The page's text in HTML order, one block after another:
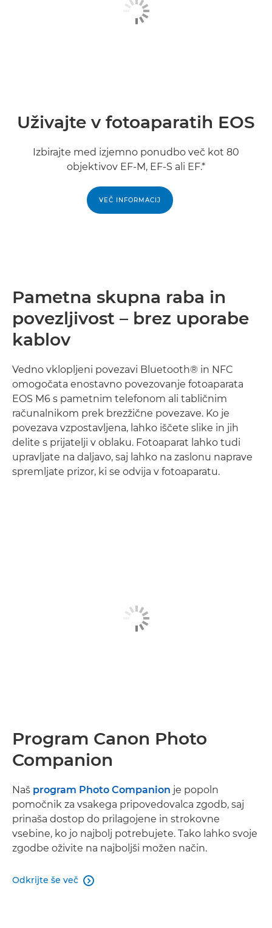
Uživajte v fotoaparatih EOS
Izbirajte med izjemno ponudbo več kot 80
objektivov EF-M, EF-S ali EF.*
VEČ INFORMACIJ
Pametna skupna raba in
povezljivost – brez uporabe
kablov
Vedno vklopljeni povezavi Bluetooth® in NFC
omogočata enostavno povezovanje fotoaparata
EOS M6 s pametnim telefonom ali tabličnim
računalnikom prek brezžične povezave. Ko je
povezava vzpostavljena, lahko iščete slike in jih
delite s prijatelji v oblaku. Fotoaparat lahko tudi
upravljate na daljavo, saj lahko na zaslonu naprave
spremljate prizor, ki se odvija v fotoaparatu.
Program Canon Photo
Companion
Naš program Photo Companion je popoln
pomočnik za vsakega pripovedovalca zgodb, saj
prinaša dostop do prilagojene in strokovne
vsebine, ko jo najbolj potrebujete. Tako lahko svoje
zgodbe oživite na najboljši možen način.
Odkrijte še več 